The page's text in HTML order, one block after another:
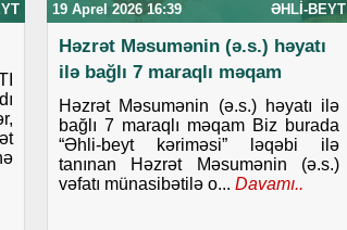
19 Aprel 2026 16:39 ƏHLI-BEYT
Həzrət Məsumənin (ə.s.) həyatı
ilə bağlı 7 maraqlı məqam
Həzrət Məsumənin (ə.s.) həyatı ilə
bağlı 7 maraqlı məqam Biz burada
“Əhli-beyt kəriməsi” ləqəbi ilə
tanınan Həzrət Məsumənin (ə.s.)
vəfatı münasibətilə o... Davamı..